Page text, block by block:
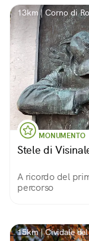
13km | Corno di
MONUMENTO
Stele di
A ricordo del
percorso
15km | Cividale